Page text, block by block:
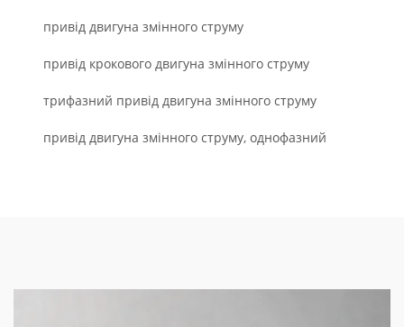
привід двигуна змінного струму
привід крокового двигуна змінного струму
трифазний привід двигуна змінного струму
привід двигуна змінного струму, однофазний